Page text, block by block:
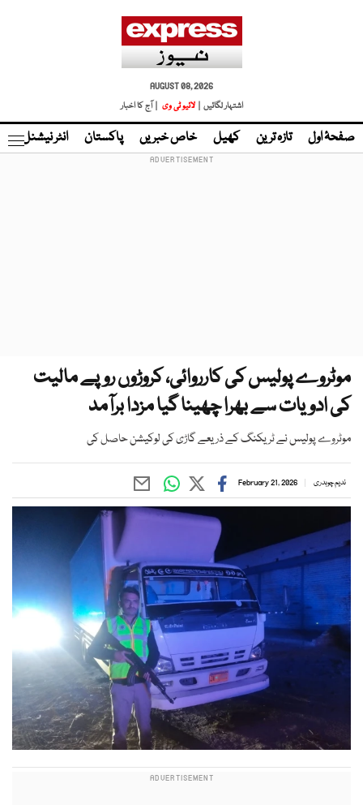
AUGUST 08, 2026
اشتہار لگائیں |
لائیو ٹی وی | آج کا اخبار
صفحۂ اول تازہ ترین کھیل خاص خبریں پاکستان انٹر نیشنل
موٹروے پولیس کی کارروائی، کروڑوں روپے مالیت
کی ادویات سے بھرا چھینا گیا مزدا برآمد
موٹروے پولیس نے ٹریکنگ کے ذریعے گاڑی کی لوکیشن حاصل کی
ندیم چوہدری February 21, 2026